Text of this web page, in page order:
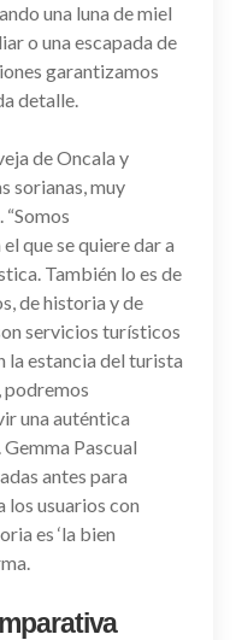
una luna de miel
o una escapada de
garantizamos
detalle.
de Oncala y
sorianas, muy
que se quiere dar a
También lo es de
de historia y de
servicios turísticos
la estancia del turista
podremos
una auténtica
Pascual
antes para
los usuarios con
es ‘la bien